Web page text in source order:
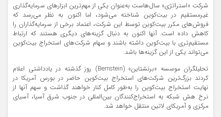
شرکت «استراتژی» سال‌هاست به‌عنوان یکی از مهم‌ترین ابزارهای سرمایه‌گذاری
غیرمستقیم در بیت‌کوین شناخته می‌شود، اما اکنون به نظر می‌رسد که
فروش‌های مکرر بیت‌کوین توسط این شرکت، اعتماد برخی از سرمایه‌گذاران را
کاهش داده است. آنها اکنون به دنبال گزینه‌های دیگری هستند که ارتباط
مستقیم‌تری با بیت‌کوین داشته باشند و سهام شرکت‌های استخراج بیت‌کوین
می‌تواند یکی از این گزینه‌ها باشد.
تحلیلگران موسسه «برنشتاین» (Bernstein) روز گذشته در یادداشتی اعلام
کردند بزرگ‌ترین شرکت‌های استخراج بیت‌کوین حاضر در بورس آمریکا در
نهایت استخراج بیت‌کوین را به‌طور کامل کنار خواهند گذاشت و سهم آنها از
نرخ هش شبکه به استخراج‌کنندگان بین‌المللی در جنوب شرق آسیا، آسیای
مرکزی و آمریکای لاتین منتقل خواهد شد.